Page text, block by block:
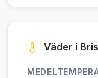
Väder i